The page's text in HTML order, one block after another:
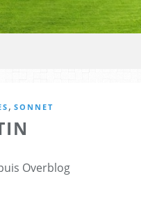
, SONNET
Overblog